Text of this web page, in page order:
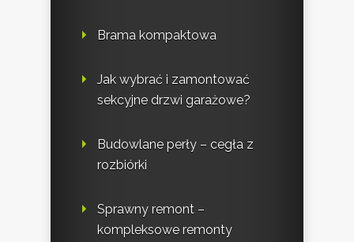
Brama kompaktowa
Jak wybrać i zamontować
sekcyjne drzwi garażowe?
Budowlane perły – cegła z
rozbiórki
Sprawny remont –
kompleksowe remonty